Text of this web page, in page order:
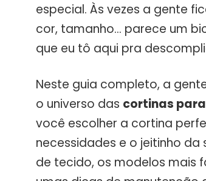
especial. Às vezes a gente
cor, tamanho… parece um
que eu tô aqui pra
Neste guia completo, a
o universo das cortinas
você escolher a cortina
necessidades e o jeitinho
de tecido, os modelos mais